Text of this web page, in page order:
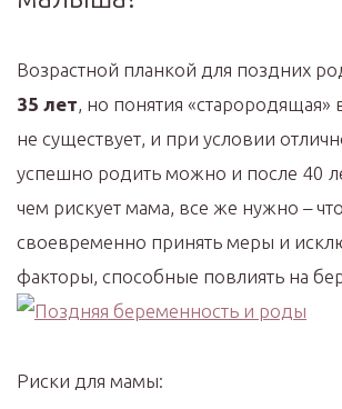
Возрастной планкой для поздних
35 лет, но понятия
не существует, и при условии
успешно родить можно и после 40
чем рискует мама, все же нужно –
своевременно принять меры и
факторы, способные повлиять на
Риски для мамы: